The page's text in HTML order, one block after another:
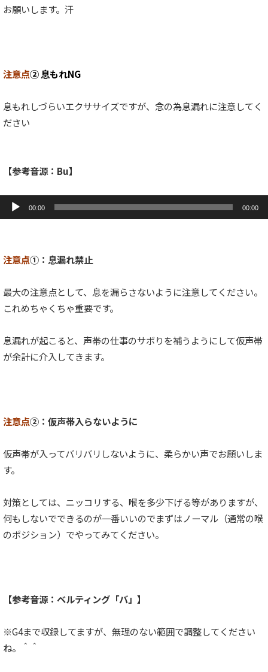
お願いします。汗
注意点② 息もれNG
息もれしづらいエクササイズですが、念の為息漏れに注意してく
ださい
【参考音源：Bu】
音
プ
ー
00:00 00:00
注意点①：息漏れ禁止
最大の注意点として、息を漏らさないように注意してください。
これめちゃくちゃ重要です。
息漏れが起こると、声帯の仕事のサボりを補うようにして仮声帯
が余計に介入してきます。
注意点②：仮声帯入らないように
仮声帯が入ってバリバリしないように、柔らかい声でお願いしま
す。
対策としては、ニッコリする、喉を多少下げる等がありますが、
何もしないでできるのが一番いいのでまずはノーマル（通常の喉
のポジション）でやってみてください。
【参考音源：ベルティング「バ」】
※G4まで収録してますが、無理のない範囲で調整してください
ね。＾＾